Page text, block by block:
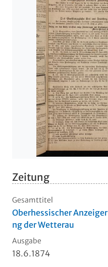
Zeitung
Gesamttitel
Oberhessischer
ng der Wetterau
Ausgabe
18.6.1874